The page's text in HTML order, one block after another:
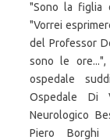
"Sono la figlia
"Vorrei
del Professor
sono le
ospedale
Ospedale Di
Neurologico
Piero Borghi